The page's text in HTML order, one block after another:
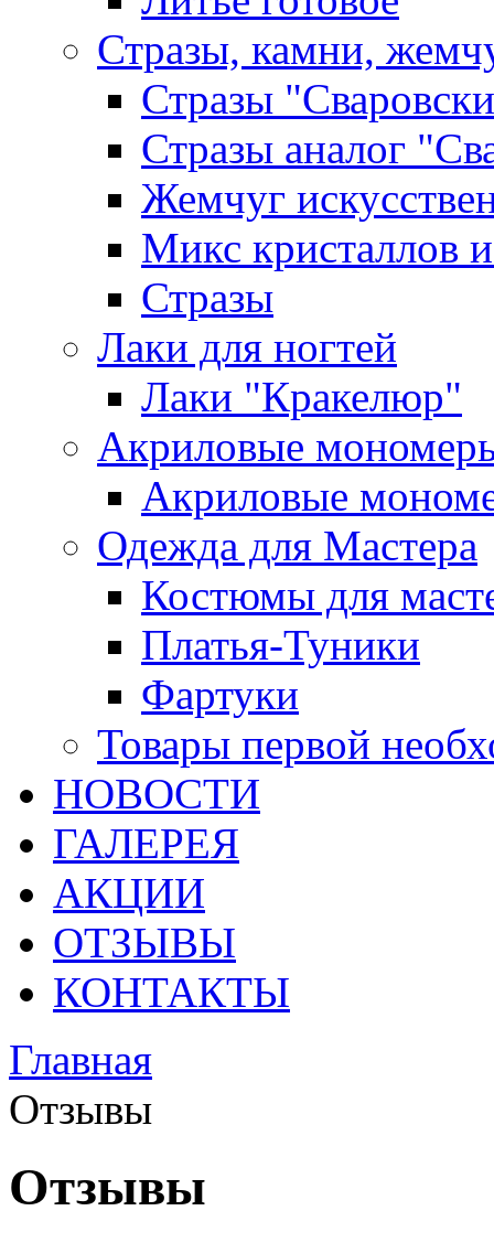
Стразы, камни,
Стразы
Стразы аналог
Жемчуг
Микс кристаллов
Стразы
Лаки для ногтей
Лаки "Кракелюр"
Акриловые
Акриловые
Одежда для Мастера
Костюмы для
Платья-Туники
Фартуки
Товары первой
НОВОСТИ
ГАЛЕРЕЯ
АКЦИИ
ОТЗЫВЫ
КОНТАКТЫ
Главная
Отзывы
Отзывы